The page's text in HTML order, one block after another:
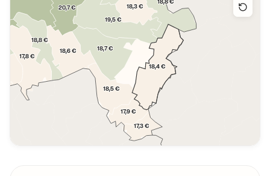
18,7 €
20,7 €
18,6 €
17,9 €
18,3 €
17,3 €
18,8 €
19,5 €
18,8 €
18,5 €
17,8 €
18,4 €